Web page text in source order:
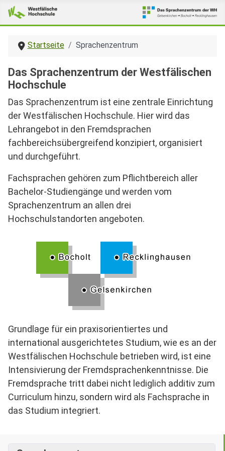
Startseite Sprachenzentrum
Das Sprachenzentrum der Westfälischen
Hochschule
Das Sprachenzentrum ist eine zentrale Einrichtung
der Westfälischen Hochschule. Hier wird das
Lehrangebot in den Fremdsprachen
fachbereichsübergreifend konzipiert, organisiert
und durchgeführt.
Fachsprachen gehören zum Pflichtbereich aller
Bachelor-Studiengänge und werden vom
Sprachenzentrum an allen drei
Hochschulstandorten angeboten.
Grundlage für ein praxisorientiertes und
international ausgerichtetes Studium, wie es an der
Westfälischen Hochschule betrieben wird, ist eine
Intensivierung der Fremdsprachenkenntnisse. Die
Fremdsprache tritt dabei nicht lediglich additiv zum
Curriculum hinzu, sondern wird als Fachsprache in
das Studium integriert.